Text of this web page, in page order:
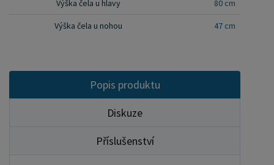
roštu. U dvojpostelí ( 120x200 až 180x200 cm) se
ještě vkládá tzv. pátá středová noha, která
Rozměrové značení postele zároveň určuje
velikost otvoru pro matraci, resp. rozměr matrace.
Na postele poskytujeme dvouletou záruku.
Matrace - nakupujte - ZDE Prostěradla - nakupujte
Výška čela u hlavy 80 cm
Výška čela u nohou 47 cm
Popis produktu
Diskuze
Příslušenství